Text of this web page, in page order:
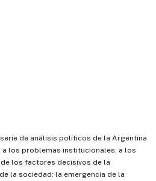
de análisis políticos de la Argentina
a los problemas institucionales, a los
los factores decisivos de la
la sociedad: la emergencia de la